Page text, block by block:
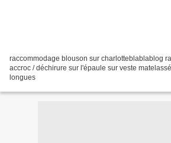
raccommodage blouson sur charlotteblablablog raccommodage blouson :
accroc / déchirure sur l'épaule sur veste
longues